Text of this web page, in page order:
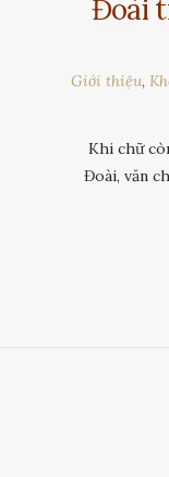
Đoài
Giới thiệu,
Khi chữ
Đoài, văn